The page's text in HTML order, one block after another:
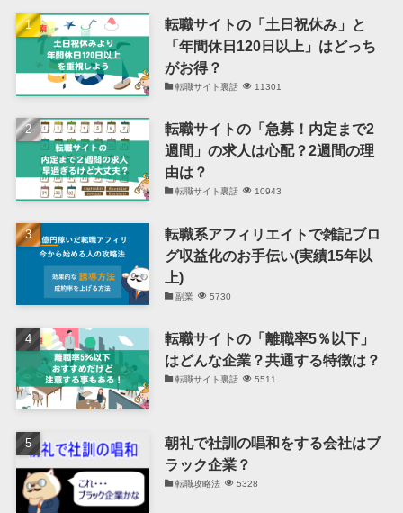
転職サイトの「土日祝休み」と
「年間休日120日以上」はどっち
がお得？
転職サイト裏話 11301
転職サイトの「急募！内定まで2
週間」の求人は心配？2週間の理
由は？
転職サイト裏話 10943
転職系アフィリエイトで雑記ブロ
グ収益化のお手伝い(実績15年以
上)
副業 5730
転職サイトの「離職率5％以下」
はどんな企業？共通する特徴は？
転職サイト裏話 5511
朝礼で社訓の唱和をする会社はブ
ラック企業？
転職攻略法 5328